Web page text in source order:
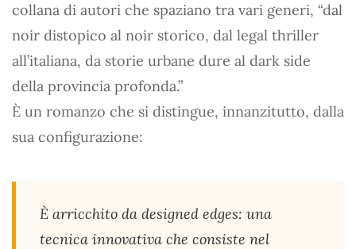
collana di autori che spaziano tra vari generi, “dal
noir distopico al noir storico, dal legal thriller
all’italiana, da storie urbane dure al dark side
della provincia profonda.”
È un romanzo che si distingue, innanzitutto, dalla
sua configurazione:
È arricchito da designed edges: una
tecnica innovativa che consiste nel